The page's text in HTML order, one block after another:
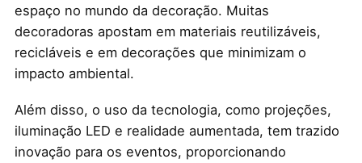
espaço no mundo da decoração. Muitas
decoradoras apostam em materiais reutilizáveis,
recicláveis e em decorações que minimizam o
impacto ambiental.
Além disso, o uso da tecnologia, como projeções,
iluminação LED e realidade aumentada, tem trazido
inovação para os eventos, proporcionando